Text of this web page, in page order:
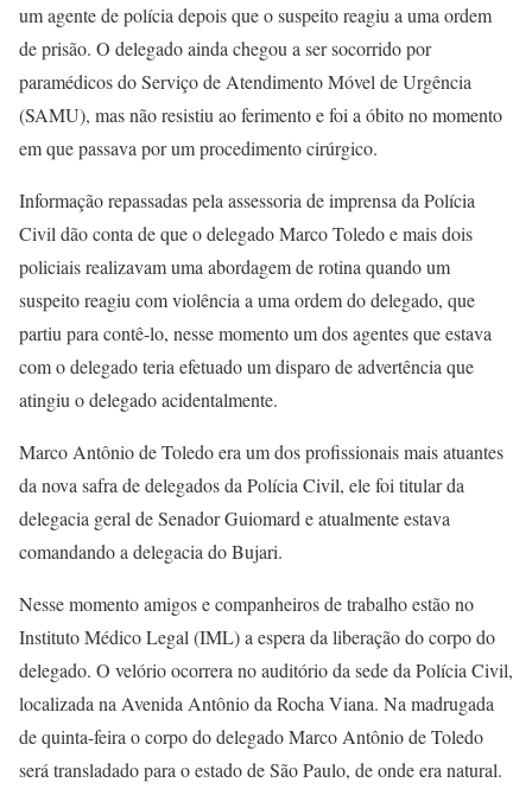
um agente de polícia depois que o suspeito reagiu a uma ordem
de prisão. O delegado ainda chegou a ser socorrido por
paramédicos do Serviço de Atendimento Móvel de Urgência
(SAMU), mas não resistiu ao ferimento e foi a óbito no momento
em que passava por um procedimento cirúrgico.
Informação repassadas pela assessoria de imprensa da Polícia
Civil dão conta de que o delegado Marco Toledo e mais dois
policiais realizavam uma abordagem de rotina quando um
suspeito reagiu com violência a uma ordem do delegado, que
partiu para contê-lo, nesse momento um dos agentes que estava
com o delegado teria efetuado um disparo de advertência que
atingiu o delegado acidentalmente.
Marco Antônio de Toledo era um dos profissionais mais atuantes
da nova safra de delegados da Polícia Civil, ele foi titular da
delegacia geral de Senador Guiomard e atualmente estava
comandando a delegacia do Bujari.
Nesse momento amigos e companheiros de trabalho estão no
Instituto Médico Legal (IML) a espera da liberação do corpo do
delegado. O velório ocorrera no auditório da sede da Polícia Civil,
localizada na Avenida Antônio da Rocha Viana. Na madrugada
de quinta-feira o corpo do delegado Marco Antônio de Toledo
será transladado para o estado de São Paulo, de onde era natural.